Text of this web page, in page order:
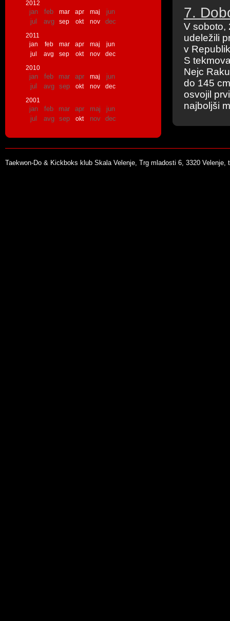
2012
jan feb mar apr maj
jun
jul
avg sep okt nov dec
2011
jan
feb mar apr maj
jun
jul
avg sep okt nov
dec
2010
jan feb mar apr maj
jun
jul
avg sep okt nov
dec
2001
jan feb mar apr maj
jun
jul
avg sep okt nov dec
7.
V soboto,
udeležili
v
S
Nejc
do 145
osvojil
najboljši
Taekwon-Do & Kickboks klub Skala Velenje, Trg mladosti 6, 3320 Velenje,